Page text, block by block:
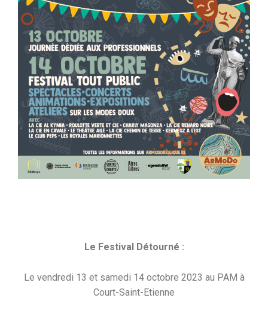
Le Festival Détourné :
Le vendredi 13 et samedi 14 octobre 2023 au PAM à
Court-Saint-Etienne